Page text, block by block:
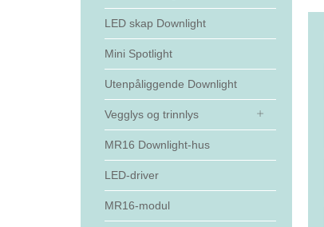
LED skap Downlight
Mini Spotlight
Utenpåliggende Downlight
Vegglys og trinnlys
MR16 Downlight-hus
LED-driver
MR16-modul